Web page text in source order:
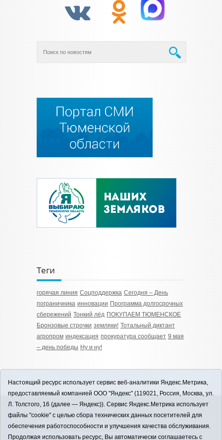
Теги
горячая линия Соцподдержка Сегодня – День
пограничника инновации Программа долгосрочных
сбережений Тонкий лёд ПОКУПАЕМ ТЮМЕНСКОЕ
Бронзовые строчки земляки! Тотальный диктант
агропром индексация прокуратура сообщает 9 мая
– день победы Ну и ну!
12+
ЗАВОДОУКОВСК online / Новости
Заводоуковского муниципального округа, 2026
Настоящий ресурс использует сервис веб-аналитики Яндекс.Метрика,
предоставляемый компанией ООО "Яндекс" (119021, Россия, Москва, ул.
Л. Толстого, 16 (далее — Яндекс)). Сервис Яндекс.Метрика использует
файлы "cookie" с целью сбора технических данных посетителей для
обеспечения работоспособности и улучшения качества обслуживания.
Продолжая использовать ресурс, Вы автоматически соглашаетесь с